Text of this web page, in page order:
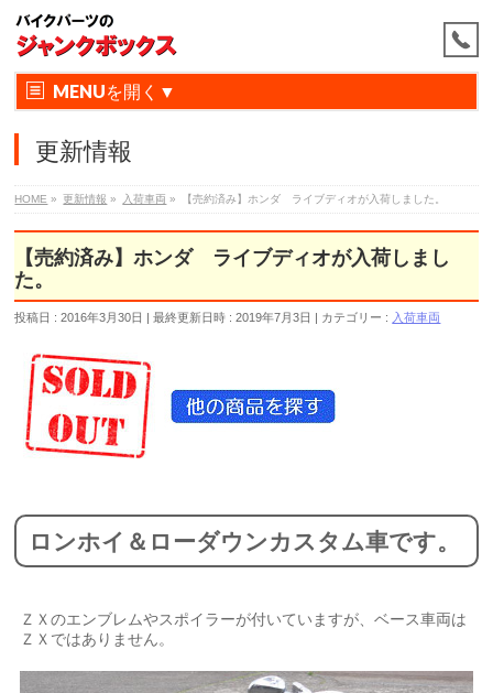
MENU
更新情報
HOME » 更新情報 » 入荷車両 » 【売約済み】ホンダ ライブディオが入荷しました。
【売約済み】ホンダ ライブディオが入荷しまし
た。
投稿日 : 2016年3月30日 最終更新日時 : 2019年7月3日 カテゴリー : 入荷車両
ロンホイ＆ローダウンカスタム車です。
ＺＸのエンブレムやスポイラーが付いていますが、ベース車両は
ＺＸではありません。